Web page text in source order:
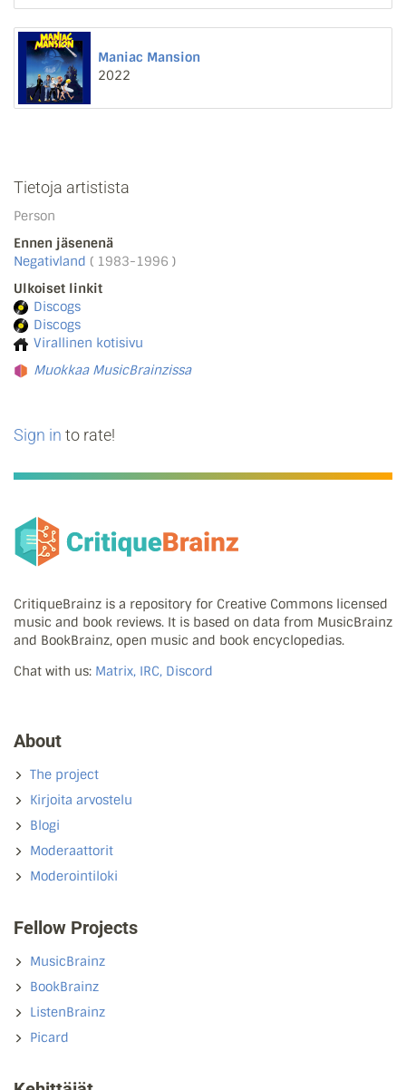
Maniac Mansion
2022
Tietoja artistista
Person
Ennen jäsenenä
Negativland ( 1983-1996 )
Ulkoiset linkit
Discogs
Discogs
Virallinen kotisivu
Muokkaa MusicBrainzissa
Sign in to rate!
CritiqueBrainz is a repository for Creative Commons licensed
music and book reviews. It is based on data from MusicBrainz
and BookBrainz, open music and book encyclopedias.
Chat with us: Matrix, IRC, Discord
About
The project
Kirjoita arvostelu
Blogi
Moderaattorit
Moderointiloki
Fellow Projects
MusicBrainz
BookBrainz
ListenBrainz
Picard